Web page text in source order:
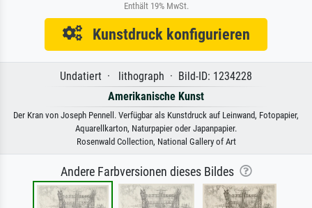
Enthält 19% MwSt.
Kunstdruck konfigurieren
Undatiert · lithograph · Bild-ID: 1234228
Amerikanische Kunst
Der Kran von Joseph Pennell. Verfügbar als Kunstdruck auf Leinwand, Fotopapier,
Aquarellkarton, Naturpapier oder Japanpapier.
Rosenwald Collection, National Gallery of Art
Andere Farbversionen dieses Bildes